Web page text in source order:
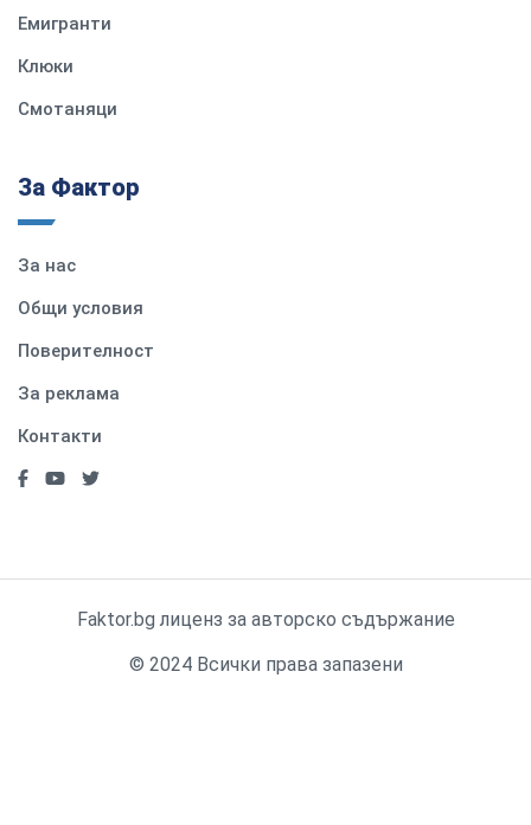
Емигранти
Клюки
Смотаняци
За Фактор
За нас
Общи условия
Поверителност
За реклама
Контакти
Faktor.bg лиценз за авторско съдържание
© 2024 Всички права запазени